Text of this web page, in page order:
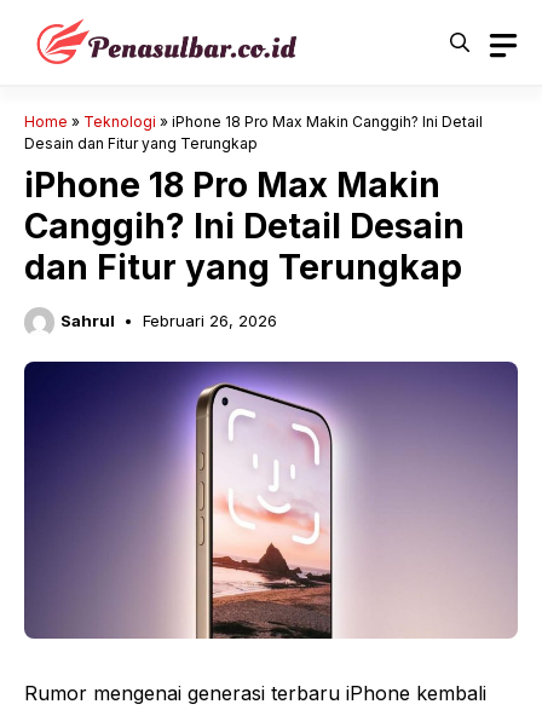
Langsung
Home » Teknologi » iPhone 18 Pro Max Makin Canggih? Ini Detail
Desain dan Fitur yang Terungkap
iPhone 18 Pro Max Makin
Canggih? Ini Detail Desain
dan Fitur yang Terungkap
Sahrul Februari 26, 2026
Rumor mengenai generasi terbaru iPhone kembali